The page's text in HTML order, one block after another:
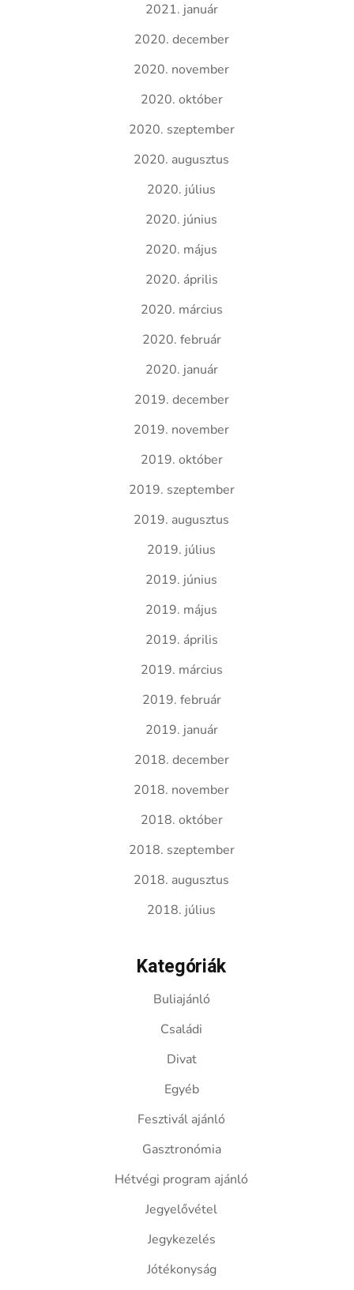
2021. január
2020. december
2020. november
2020. október
2020. szeptember
2020. augusztus
2020. július
2020. június
2020. május
2020. április
2020. március
2020. február
2020. január
2019. december
2019. november
2019. október
2019. szeptember
2019. augusztus
2019. július
2019. június
2019. május
2019. április
2019. március
2019. február
2019. január
2018. december
2018. november
2018. október
2018. szeptember
2018. augusztus
2018. július
Kategóriák
Buliajánló
Családi
Divat
Egyéb
Fesztivál ajánló
Gasztronómia
Hétvégi program ajánló
Jegyelővétel
Jegykezelés
Jótékonyság